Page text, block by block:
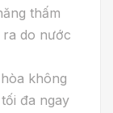
thấm
do nước
không
đa ngay